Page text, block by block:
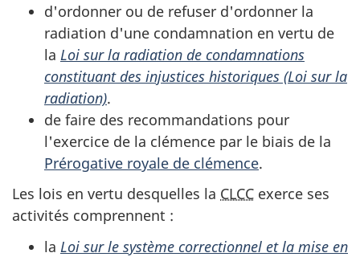
d'ordonner ou de refuser d'ordonner la
radiation d'une condamnation en vertu de
la Loi sur la radiation de condamnations
constituant des injustices historiques (Loi sur la
radiation).
de faire des recommandations pour
l'exercice de la clémence par le biais de la
Prérogative royale de clémence.
Les lois en vertu desquelles la CLCC exerce ses
activités comprennent :
la Loi sur le système correctionnel et la mise en